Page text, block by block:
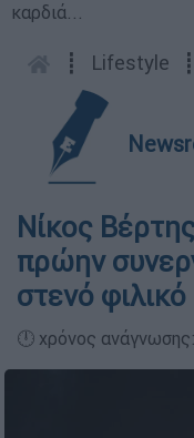
καρδιά...
┋ Lifestyle
Νίκος
πρώην
στενό
🕛 χρόνος